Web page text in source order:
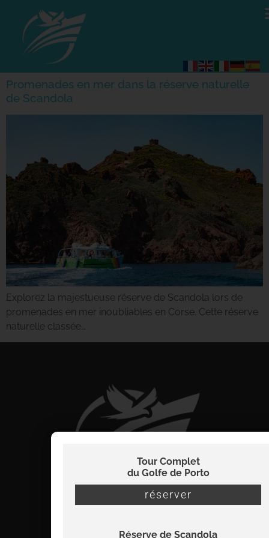
Promenades en mer dans la réserve naturelle
de Scandola
Explorez la majestueuse réserve de Scandola lors de
promenades en mer inoubliables en Corse. Cette réserve
naturelle classée…
Tour Complet
du Golfe de Porto
réserver
Réserve de Scandola